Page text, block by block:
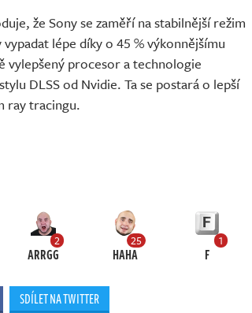
že Sony se zaměří na stabilnější režim
lépe díky o 45 % výkonnějšímu
vylepšený procesor a technologie
DLSS od Nvidie. Ta se postará o lepší
ray tracingu.
2
ARRGG
25
HAHA
1
F
SDÍLET NA TWITTER